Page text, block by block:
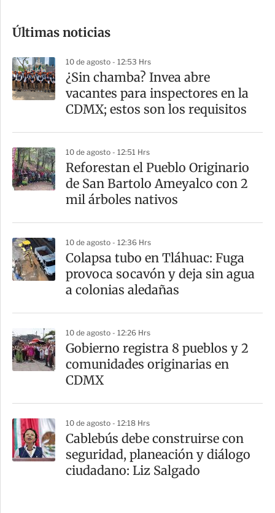
m
a
r
t
Últimas noticias
10 de agosto - 12:53 Hrs
¿Sin chamba? Invea abre
vacantes para inspectores en la
CDMX; estos son los requisitos
10 de agosto - 12:51 Hrs
Reforestan el Pueblo Originario
de San Bartolo Ameyalco con 2
mil árboles nativos
10 de agosto - 12:36 Hrs
Colapsa tubo en Tláhuac: Fuga
provoca socavón y deja sin agua
a colonias aledañas
10 de agosto - 12:26 Hrs
Gobierno registra 8 pueblos y 2
comunidades originarias en
CDMX
10 de agosto - 12:18 Hrs
Cablebús debe construirse con
seguridad, planeación y diálogo
ciudadano: Liz Salgado